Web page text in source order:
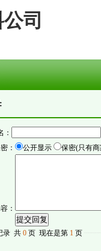
司
：
：
公开显示 保密(只有
：
录 共 0页 现在是第 1 页